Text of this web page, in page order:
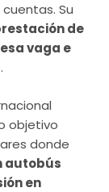
Su
de
vaga e
objetivo
donde
autobús
en